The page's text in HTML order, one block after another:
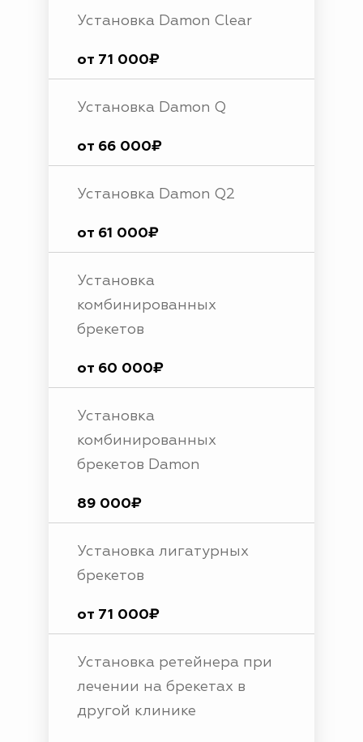
Установка Damon Clear
от 71 000₽
Установка Damon Q
от 66 000₽
Установка Damon Q2
от 61 000₽
Установка
комбинированных
брекетов
от 60 000₽
Установка
комбинированных
брекетов Damon
89 000₽
Установка лигатурных
брекетов
от 71 000₽
Установка ретейнера при
лечении на брекетах в
другой клинике